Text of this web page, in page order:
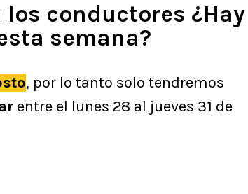
conductores ¿Hay
semana?
, por lo tanto solo tendremos
entre el lunes 28 al jueves 31 de